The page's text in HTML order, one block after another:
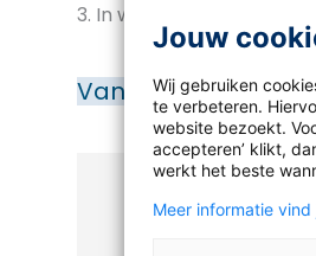
3. In welchen drei
Van de makers
Antwoorden
Jouw
Wij gebruiken
te verbeteren.
website bezoekt.
accepteren’ klikt,
werkt het beste
Meer informatie